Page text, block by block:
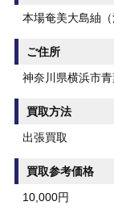
本場奄美大島紬
ご住所
神奈川県横浜市
買取方法
出張買取
買取参考価格
10,000円